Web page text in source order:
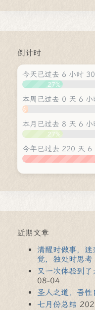
倒计时
今天已过去 6 小时
27%
本周已过去 0 天 6
4%
本月已过去 8 天 6
27%
今年已过去 220 天 6
近期文章
清醒时做事，
觉，独处时思考
又一次体验到
08-04
圣人之道，吾性
七月份总结